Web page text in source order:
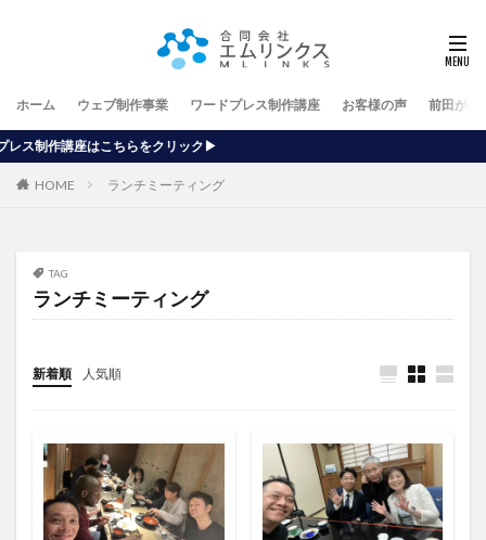
ホーム ウェブ制作事業 ワードプレス制作講座 お客様の声 前田が行
クリック▶
HOME ランチミーティング
TAG
ランチミーティング
新着順 人気順